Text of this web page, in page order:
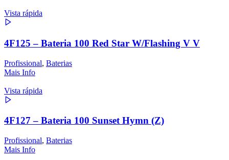
Vista rápida
4F125 – Bateria 100 Red Star W/Flashing V V
Profissional, Baterias
Mais Info
Vista rápida
4F127 – Bateria 100 Sunset Hymn (Z)
Profissional, Baterias
Mais Info